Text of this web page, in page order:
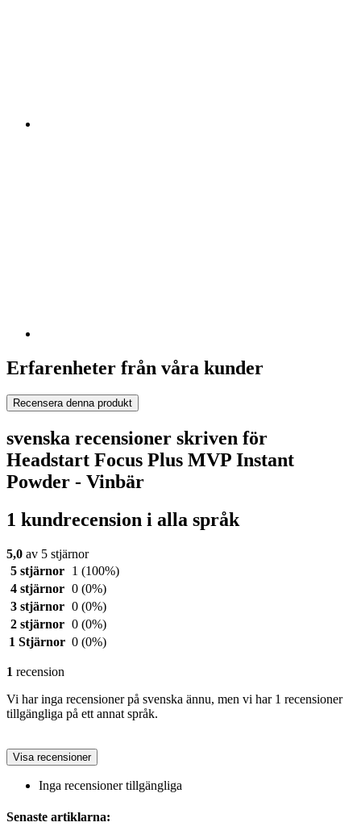
Erfarenheter från våra kunder
Recensera denna produkt
svenska recensioner skriven för
Headstart Focus Plus MVP Instant
Powder - Vinbär
1 kundrecension i alla språk
5,0 av 5 stjärnor
5 stjärnor
1 (100%)
4 stjärnor 0 (0%)
3 stjärnor 0 (0%)
2 stjärnor 0 (0%)
1 Stjärnor 0 (0%)
1 recension
Vi har inga recensioner på svenska ännu, men vi har 1 recensioner
tillgängliga på ett annat språk.
Visa recensioner
Inga recensioner tillgängliga
Senaste artiklarna: